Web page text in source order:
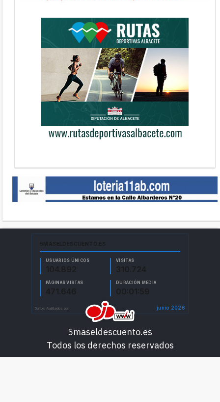
5maseldescuento.es
Todos los derechos reservados